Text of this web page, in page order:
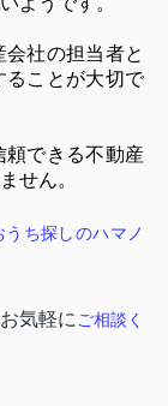
社の担当者と
ることが大切で
頼できる不動産
せん。
うち探しのハマノ
気軽に ご相談く